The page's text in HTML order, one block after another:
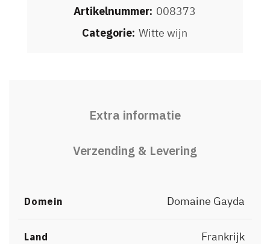
Artikelnummer: 008373
Categorie: Witte wijn
Extra informatie
Verzending & Levering
Domein Domaine Gayda
Land Frankrijk